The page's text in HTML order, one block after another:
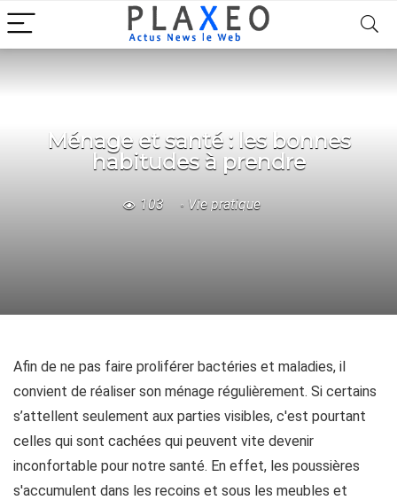
Ménage et santé : les bonnes
habitudes à prendre
103 Vie pratique
Afin de ne pas faire proliférer bactéries et maladies, il
convient de réaliser son ménage régulièrement. Si certains
s’attellent seulement aux parties visibles, c'est pourtant
celles qui sont cachées qui peuvent vite devenir
inconfortable pour notre santé. En effet, les poussières
s'accumulent dans les recoins et sous les meubles et